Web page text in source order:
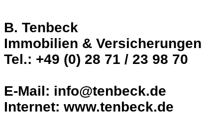
B. Tenbeck
Immobilien & Versicherungen
Tel.: +49 (0) 28 71 / 23 98 70
E-Mail: info@tenbeck.de
Internet: www.tenbeck.de